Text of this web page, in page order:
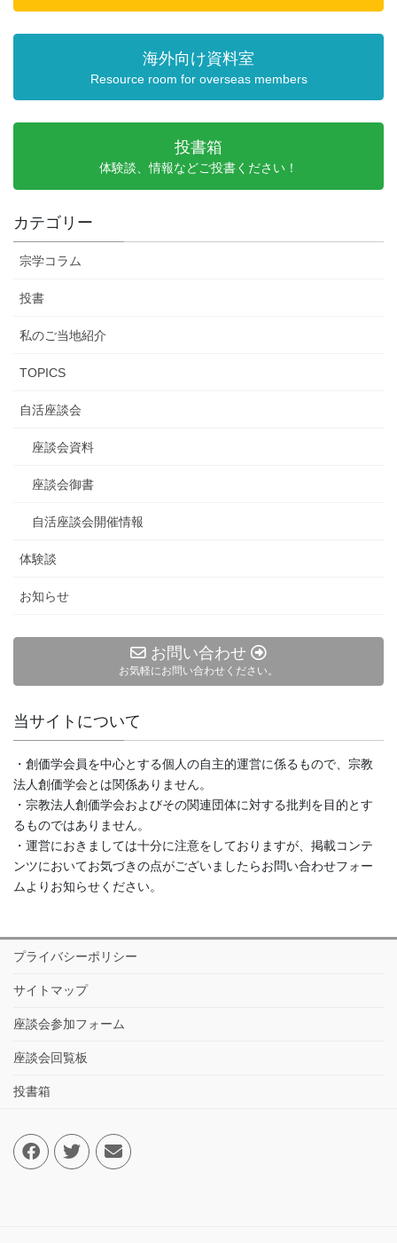
海外向け資料室
Resource room for overseas members
投書箱
体験談、情報などご投書ください！
カテゴリー
宗学コラム
投書
私のご当地紹介
TOPICS
自活座談会
座談会資料
座談会御書
自活座談会開催情報
体験談
お知らせ
お問い合わせ
お気軽にお問い合わせください。
当サイトについて
・創価学会員を中心とする個人の自主的運営に係るもので、宗教
法人創価学会とは関係ありません。
・宗教法人創価学会およびその関連団体に対する批判を目的とす
るものではありません。
・運営におきましては十分に注意をしておりますが、掲載コンテ
ンツにおいてお気づきの点がございましたらお問い合わせフォー
ムよりお知らせください。
プライバシーポリシー
サイトマップ
座談会参加フォーム
座談会回覧板
投書箱